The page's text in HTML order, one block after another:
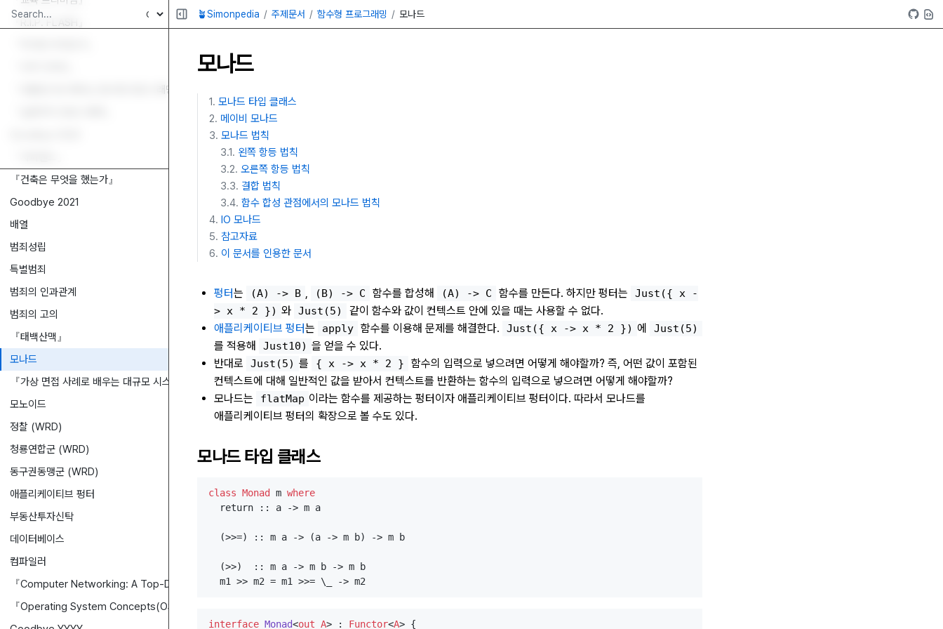
『R.I.P. FLASH』
『코틀린으로 배우는 함수형 프로그래밍』
『건축은 무엇을 했는가』
Goodbye 2021
배열
범죄성립
특별범죄
범죄의 인과관계
범죄의 고의
『태백산맥』
모나드
『가상 면접 사례로 배우는 대규모 시스템 설계 기초』
모노이드
정찰 (WRD)
청룡연합군 (WRD)
동구권동맹군 (WRD)
애플리케이티브 펑터
부동산투자신탁
데이터베이스
컴파일러
『Computer Networking: A Top-Down Approach』
『Operating System Concepts(OSC)』
🪴Simonpedia 주제문서 함수형 프로그래밍 모나드
모나드
모나드 타입 클래스
메이비 모나드
모나드 법칙
왼쪽 항등 법칙
오른쪽 항등 법칙
결합 법칙
함수 합성 관점에서의 모나드 법칙
IO 모나드
참고자료
이 문서를 인용한 문서
펑터는 (A) -> B , (B) -> C 함수를 합성해 (A) -> C 함수를 만든다. 하지만 펑터는
Just({ x -
> x * 2 }) 와 Just(5)
같이 함수와 값이 컨텍스트 안에 있을 때는 사용할 수 없다.
애플리케이티브 펑터는 apply 함수를 이용해 문제를 해결한다. Just({ x -> x * 2 }) 에 Just(5)
를 적용해 Just10) 을 얻을 수 있다.
반대로
Just(5) 를 { x -> x * 2 }
함수의 입력으로 넣으려면 어떻게 해야할까? 즉, 어떤 값이 포함된
컨텍스트에 대해 일반적인 값을 받아서 컨텍스트를 반환하는 함수의 입력으로 넣으려면 어떻게 해야할까?
모나드는
flatMap 이라는 함수를 제공하는 펑터이자 애플리케이티브 펑터이다. 따라서 모나드를
애플리케이티브 펑터의 확장으로 볼 수도 있다.
모나드 타입 클래스
class Monad m where
  return :: a -> m a
  (>>=) :: m a -> (a -> m b) -> m b
  (>>)  :: m a -> m b -> m b
interface Monad<out A> : Functor<A> {